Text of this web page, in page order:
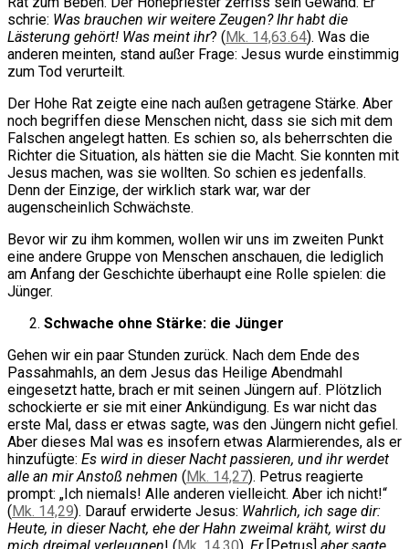
schrie: Was brauchen wir weitere Zeugen? Ihr habt die
Lästerung gehört! Was meint ihr? (Mk. 14,63.64). Was die
anderen meinten, stand außer Frage: Jesus wurde einstimmig
zum Tod verurteilt.
Der Hohe Rat zeigte eine nach außen getragene Stärke. Aber
noch begriffen diese Menschen nicht, dass sie sich mit dem
Falschen angelegt hatten. Es schien so, als beherrschten die
Richter die Situation, als hätten sie die Macht. Sie konnten mit
Jesus machen, was sie wollten. So schien es jedenfalls.
Denn der Einzige, der wirklich stark war, war der
augenscheinlich Schwächste.
Bevor wir zu ihm kommen, wollen wir uns im zweiten Punkt
eine andere Gruppe von Menschen anschauen, die lediglich
am Anfang der Geschichte überhaupt eine Rolle spielen: die
Jünger.
Schwache ohne Stärke: die Jünger
Gehen wir ein paar Stunden zurück. Nach dem Ende des
Passahmahls, an dem Jesus das Heilige Abendmahl
eingesetzt hatte, brach er mit seinen Jüngern auf. Plötzlich
schockierte er sie mit einer Ankündigung. Es war nicht das
erste Mal, dass er etwas sagte, was den Jüngern nicht gefiel.
Aber dieses Mal was es insofern etwas Alarmierendes, als er
hinzufügte: Es wird in dieser Nacht passieren, und ihr werdet
alle an mir Anstoß nehmen (Mk. 14,27). Petrus reagierte
prompt: „Ich niemals! Alle anderen vielleicht. Aber ich nicht!“
(Mk. 14,29). Darauf erwiderte Jesus: Wahrlich, ich sage dir:
Heute, in dieser Nacht, ehe der Hahn zweimal kräht, wirst du